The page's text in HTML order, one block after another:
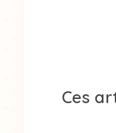
Ces